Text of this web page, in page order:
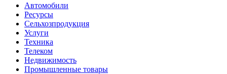
Автомобили
Ресурсы
Сельхозпродукция
Услуги
Техника
Телеком
Недвижимость
Промышленные товары